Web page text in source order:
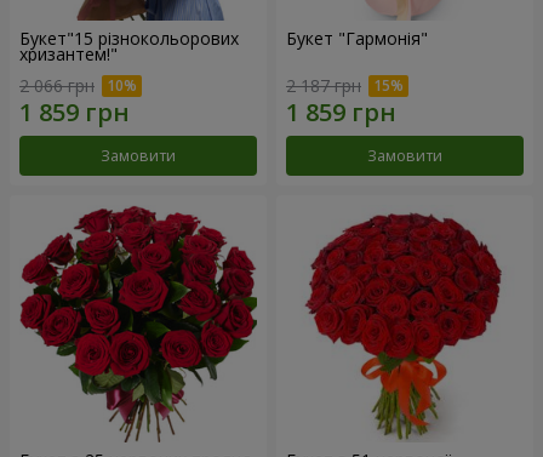
Букет"15 різнокольорових
хризантем!"
2 066 грн
Замовити
Букет "Гармонія"
2 187 грн
Замовити